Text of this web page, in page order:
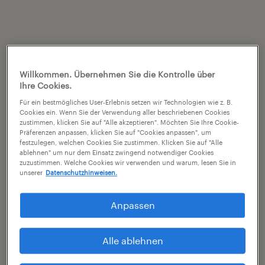
Willkommen. Übernehmen Sie die Kontrolle über
Ihre Cookies.
Für ein bestmögliches User-Erlebnis setzen wir Technologien wie z. B.
Cookies ein. Wenn Sie der Verwendung aller beschriebenen Cookies
zustimmen, klicken Sie auf "Alle akzeptieren". Möchten Sie Ihre Cookie-
Präferenzen anpassen, klicken Sie auf "Cookies anpassen", um
festzulegen, welchen Cookies Sie zustimmen. Klicken Sie auf "Alle
ablehnen" um nur dem Einsatz zwingend notwendiger Cookies
zuzustimmen. Welche Cookies wir verwenden und warum, lesen Sie in
unserer Datenschutzhinweisen.
Anpassen
Alle ablehnen